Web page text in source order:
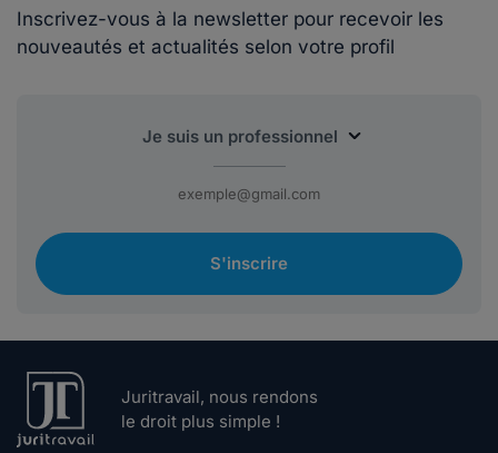
Inscrivez-vous à la newsletter pour recevoir les
nouveautés et actualités selon votre profil
S'inscrire
Juritravail, nous rendons
le droit plus simple !